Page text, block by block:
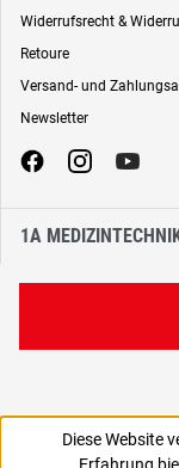
Widerrufsrecht &
Retoure
Versand- und
Newsletter
1A
Diese Website